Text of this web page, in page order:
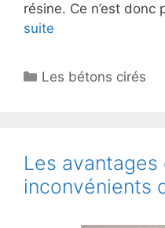
résine. Ce n’est donc
suite
Catégories
Les bétons cirés
Les avantages
inconvénients